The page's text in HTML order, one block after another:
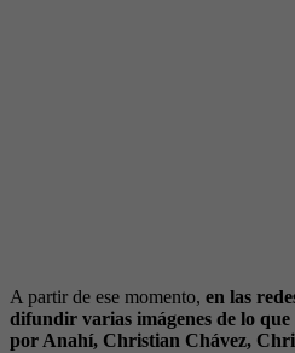
A partir de ese momento, en las
difundir varias imágenes de lo
por Anahí, Christian Chávez,